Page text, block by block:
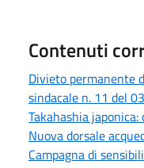
Contenuti
Divieto permanente
sindacale n. 11 del
Takahashia
Nuova dorsale
Campagna di